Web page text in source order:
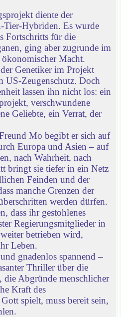
diente der
Hybriden. Es wurde
Fortschritts für die
ging aber zugrunde im
Macht.
Genetiker im Projekt
US-Zeugenschutz. Doch
lassen ihn nicht los: ein
verschwundene
Geliebte, ein Verrat, der
Mo begibt er sich auf
Europa und Asien – auf
nach Wahrheit, nach
bringt sie tiefer in ein Netz
Feinden und der
manche Grenzen der
werden dürfen.
dass ihr gestohlenes
Regierungsmitglieder in
betrieben wird,
Leben.
gnadenlos spannend –
Thriller über die
die Abgründe menschlicher
Kraft des
spielt, muss bereit sein,